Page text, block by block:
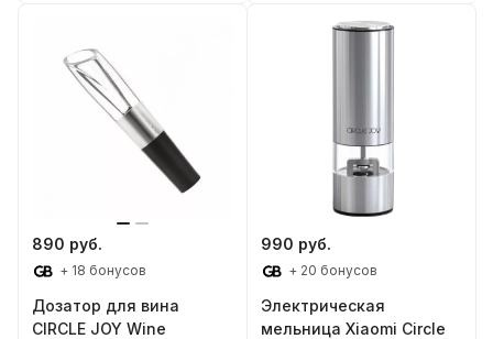
890 руб.
+ 18 бонусов
Дозатор для вина
CIRCLE JOY Wine
990 руб.
+ 20 бонусов
Электрическая
мельница Xiaomi Circle